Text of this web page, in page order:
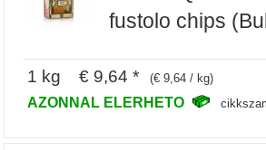
fustolo chips
1 kg € 9,64 * (€ 9,64 / kg)
AZONNAL ELERHETO